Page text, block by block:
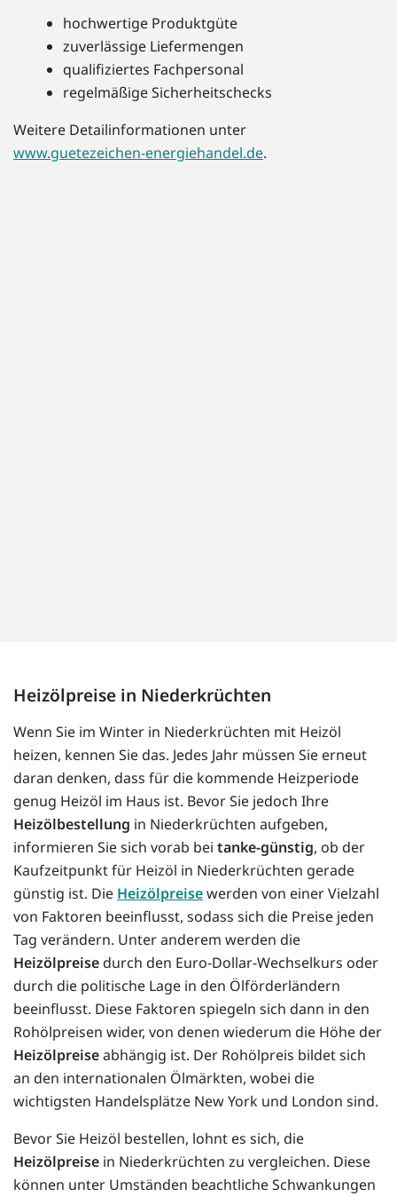
hochwertige Produktgüte
zuverlässige Liefermengen
qualifiziertes Fachpersonal
regelmäßige Sicherheitschecks
Weitere Detailinformationen unter
www.guetezeichen-energiehandel.de.
Heizölpreise in Niederkrüchten
Wenn Sie im Winter in Niederkrüchten mit Heizöl
heizen, kennen Sie das. Jedes Jahr müssen Sie erneut
daran denken, dass für die kommende Heizperiode
genug Heizöl im Haus ist. Bevor Sie jedoch Ihre
Heizölbestellung in Niederkrüchten aufgeben,
informieren Sie sich vorab bei tanke-günstig, ob der
Kaufzeitpunkt für Heizöl in Niederkrüchten gerade
günstig ist. Die Heizölpreisewerden von einer Vielzahl
von Faktoren beeinflusst, sodass sich die Preise jeden
Tag verändern. Unter anderem werden die
Heizölpreise durch den Euro-Dollar-Wechselkurs oder
durch die politische Lage in den Ölförderländern
beeinflusst. Diese Faktoren spiegeln sich dann in den
Rohölpreisen wider, von denen wiederum die Höhe der
Heizölpreiseabhängig ist. Der Rohölpreis bildet sich
an den internationalen Ölmärkten, wobei die
wichtigsten Handelsplätze New York und London sind.
Bevor Sie Heizöl bestellen, lohnt es sich, die
Heizölpreise in Niederkrüchten zu vergleichen. Diese
können unter Umständen beachtliche Schwankungen